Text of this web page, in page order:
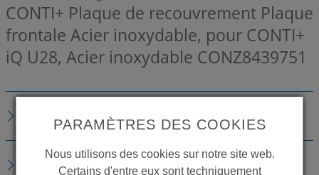
CONTI+ Plaque de recouvrement Plaque
frontale Acier inoxydable, pour CONTI+
iQ U28, Acier inoxydable CONZ8439751
DESCRIPTION
TÉLÉCHARGEMENTS
PARAMÈTRES DES COOKIES
Nous utilisons des cookies sur notre site web.
Certains d'entre eux sont techniquement